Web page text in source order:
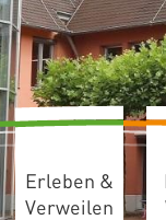
Erleben &
Verweilen